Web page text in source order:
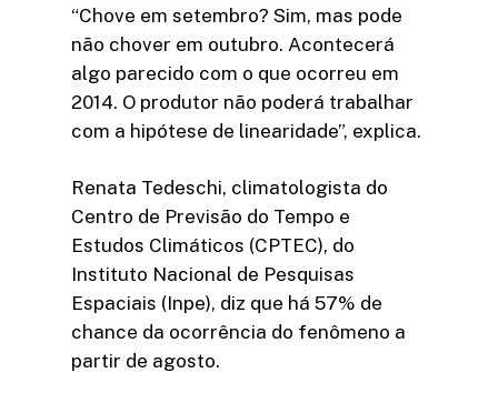
“Chove em setembro? Sim, mas pode
não chover em outubro. Acontecerá
algo parecido com o que ocorreu em
2014. O produtor não poderá trabalhar
com a hipótese de linearidade”, explica.
Renata Tedeschi, climatologista do
Centro de Previsão do Tempo e
Estudos Climáticos (CPTEC), do
Instituto Nacional de Pesquisas
Espaciais (Inpe), diz que há 57% de
chance da ocorrência do fenômeno a
partir de agosto.